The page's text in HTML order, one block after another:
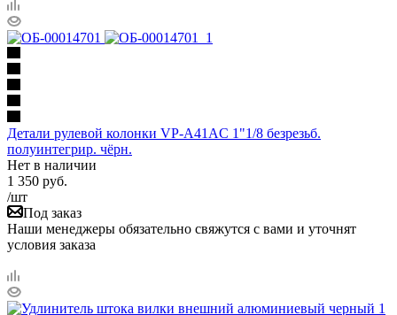
Детали рулевой колонки VP-A41AC 1"1/8 безрезьб.
полуинтегрир. чёрн.
Нет в наличии
1 350 руб.
/шт
Под заказ
Наши менеджеры обязательно свяжутся с вами и уточнят
условия заказа